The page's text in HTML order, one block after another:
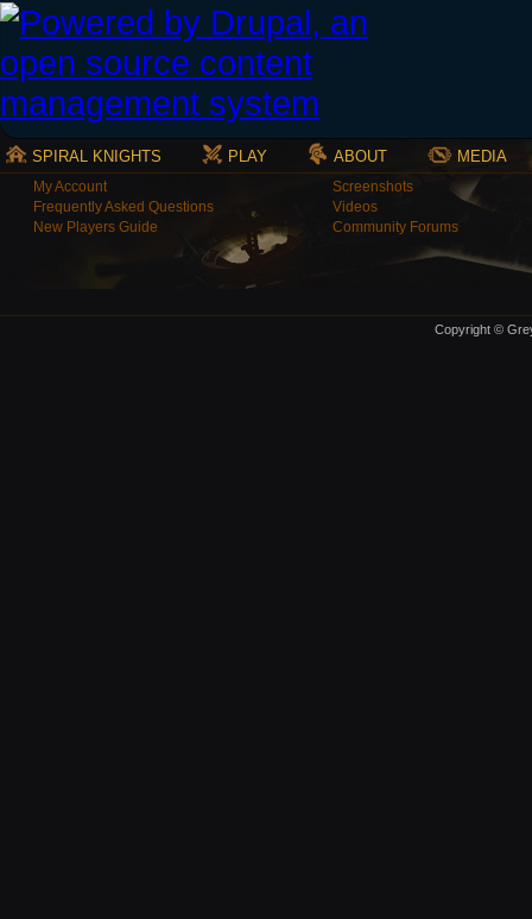
SPIRAL KNIGHTS PLAY ABOUT MEDIA
My Account
Frequently Asked Questions
New Players Guide
Screenshots
Videos
Community Forums
Copyright ©